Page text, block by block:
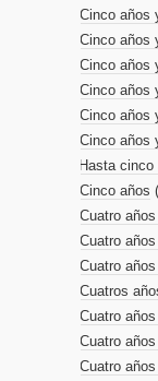
Cinco años
Cinco años
Cinco años
Cinco años
Cinco años
Cinco años
Hasta cinco
Cinco años
Cuatro
Cuatro
Cuatro
Cuatros
Cuatro
Cuatro
Cuatro